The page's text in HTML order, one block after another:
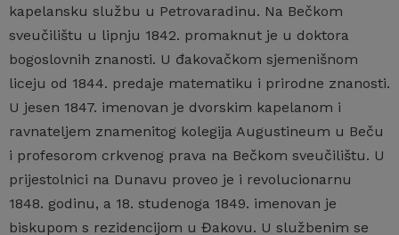
kapelansku službu u Petrovaradinu. Na Bečkom
sveučilištu u lipnju 1842. promaknut je u doktora
bogoslovnih znanosti. U đakovačkom sjemenišnom
liceju od 1844. predaje matematiku i prirodne znanosti.
U jesen 1847. imenovan je dvorskim kapelanom i
ravnateljem znamenitog kolegija Augustineum u Beču
i profesorom crkvenog prava na Bečkom sveučilištu. U
prijestolnici na Dunavu proveo je i revolucionarnu
1848. godinu, a 18. studenoga 1849. imenovan je
biskupom s rezidencijom u Đakovu. U službenim se